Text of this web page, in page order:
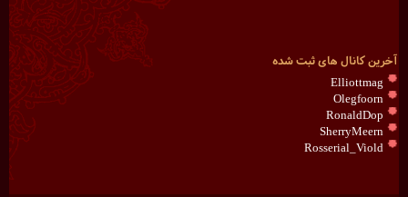
آخرین کانال های ثبت شده
Elliottmag
Olegfoorn
RonaldDop
SherryMeern
Rosserial_Viold